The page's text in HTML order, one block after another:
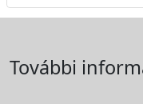
További